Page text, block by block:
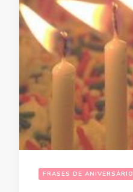
FRASES DE ANIVERSÁRIO